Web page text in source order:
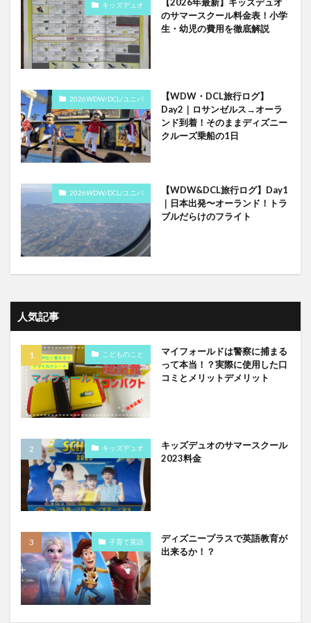
キッズデュオ
のサマースクール料金表！小学
生・幼児の費用を徹底解説
2026WDW/DCL/ユニバ
【WDW・DCL旅行ログ】
Day2｜ロサンゼルス→オーラ
ンド到着！そのままディズニー
クルーズ乗船の1日
2026WDW/DCL/ユニバ
【WDW&DCL旅行ログ】Day1
｜日本出発〜オーランド！トラ
ブルだらけのフライト
人気記事
こどものこと
マイフォールドは警察に捕まる
って本当！？実際に使用した口
コミとメリットデメリット
キッズデュオ
キッズデュオのサマースクール
2023料金
子育て英語
ディズニープラスで英語教育が
出来るか！？